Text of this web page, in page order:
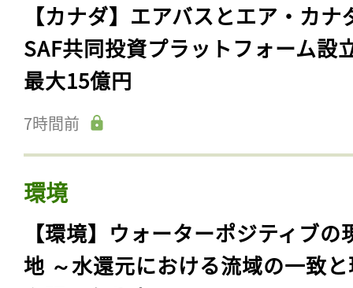
【カナダ】エアバスとエア・カナ
SAF共同投資プラットフォーム設
最大15億円
7時間前
環境
【環境】ウォーターポジティブの
地 ～水還元における流域の一致